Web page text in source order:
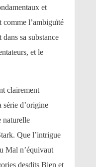
et
comme l’ambiguïté
sa substance
et le
clairement
série d’origine
naturelle
Que l’intrigue
Mal n’équivaut
desdits Bien et